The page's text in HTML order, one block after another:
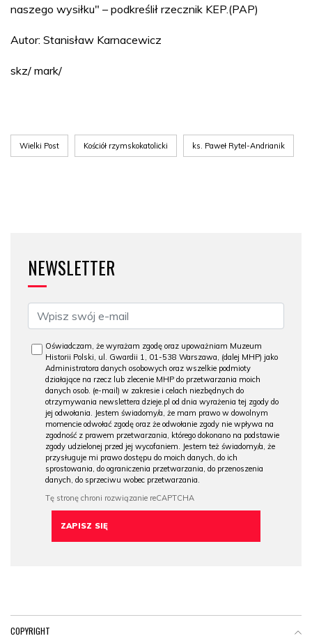
naszego wysiłku" – podkreślił rzecznik KEP.(PAP)
Autor: Stanisław Karnacewicz
skz/ mark/
Wielki Post Kościół rzymskokatolicki ks. Paweł Rytel-Andrianik
NEWSLETTER
Oświadczam, że wyrażam zgodę oraz upoważniam Muzeum
Historii Polski, ul. Gwardii 1, 01-538 Warszawa, (dalej MHP) jako
Administratora danych osobowych oraz wszelkie podmioty
działające na rzecz lub zlecenie MHP do przetwarzania moich
danych osob. (e-mail) w zakresie i celach niezbędnych do
otrzymywania newslettera dzieje.pl od dnia wyrażenia tej zgody do
jej odwołania. Jestem świadomy/a, że mam prawo w dowolnym
momencie odwołać zgodę oraz że odwołanie zgody nie wpływa na
zgodność z prawem przetwarzania, którego dokonano na podstawie
zgody udzielonej przed jej wycofaniem. Jestem też świadomy/a, że
przysługuje mi prawo dostępu do moich danych, do ich
sprostowania, do ograniczenia przetwarzania, do przenoszenia
danych, do sprzeciwu wobec przetwarzania.
COPYRIGHT